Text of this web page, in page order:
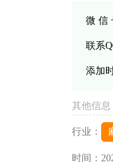
微 信
联系
添加
其他信息
行业：
时间：